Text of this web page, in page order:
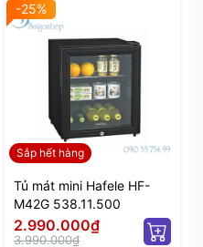
Sắp hết hàng
-25%
Tủ mát mini Hafele HF-
M42G 538.11.500
2.990.000₫
3.990.000₫